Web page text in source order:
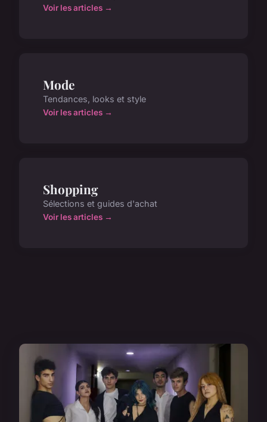
Voir les articles →
Mode
Tendances, looks et style
Voir les articles →
Shopping
Sélections et guides d'achat
Voir les articles →